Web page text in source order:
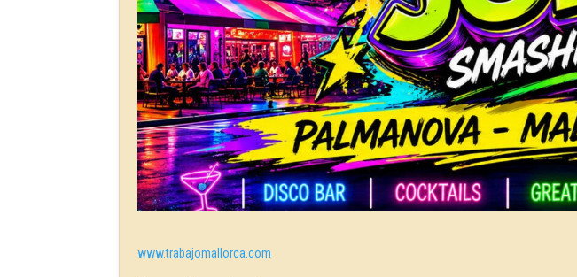
www.trabajomallorca.com